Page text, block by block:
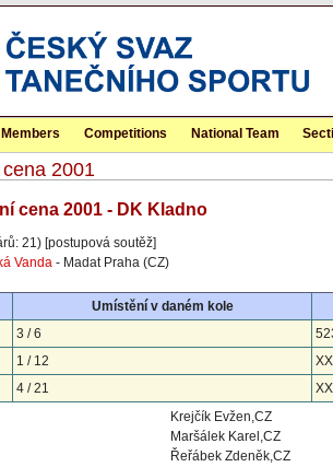
Competitions National Team
2001
cena 2001 - DK Kladno
21) [postupová soutěž]
Vanda - Madat Praha (CZ)
Umístění v daném kole
3 / 6
1 / 12
4 / 21
Krejčík Evžen,CZ
Maršálek Karel,CZ
Řeřábek Zdeněk,CZ